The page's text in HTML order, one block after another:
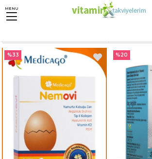
MENU
Anasayfa Hyalüronik Asit (Hyaluronic Acid)
%33 %20